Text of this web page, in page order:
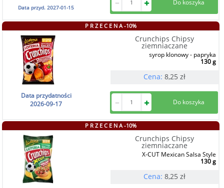
Data przyd.2027-01-15
P R Z E C E N A -10%
Crunchips Chipsy
ziemniaczane
syrop klonowy - papryka
130 g
Cena: 8,25 zł
Data przydatności
2026-09-17
P R Z E C E N A -10%
Crunchips Chipsy
ziemniaczane
X-CUT Mexican Salsa Style
130 g
Cena: 8,25 zł